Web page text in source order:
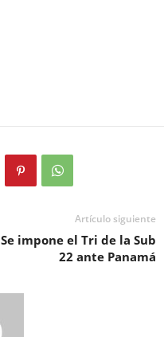
Artículo siguiente
Se impone el Tri de la Sub
22 ante Panamá